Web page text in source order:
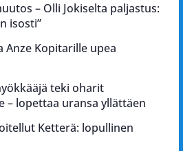
– Olli Jokiselta paljastus:
isosti”
Anze Kopitarille upea
teki oharit
– lopettaa uransa yllättäen
Ketterä: lopullinen